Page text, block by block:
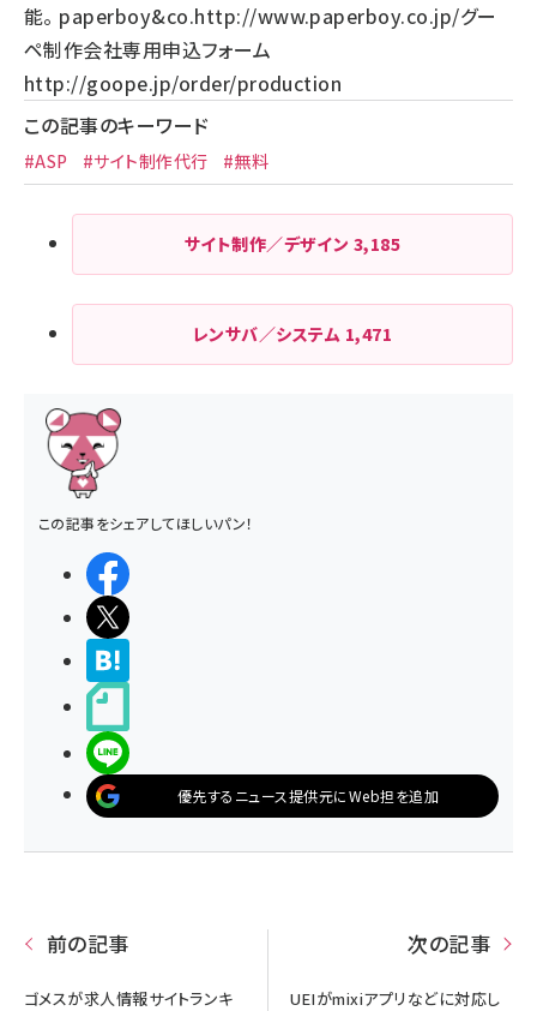
能。 paperboy&co.http://www.paperboy.co.jp/グー
ペ制作会社専用申込フォーム
http://goope.jp/order/production
この記事のキーワード
#ASP #サイト制作代行 #無料
サイト制作／デザイン 3,185
レンサバ／システム 1,471
この記事をシェアしてほしいパン！
優先するニュース提供元にWeb担を追加
前の記事
ゴメスが求人情報サイトランキ
次の記事
UEIがmixiアプリなどに対応し